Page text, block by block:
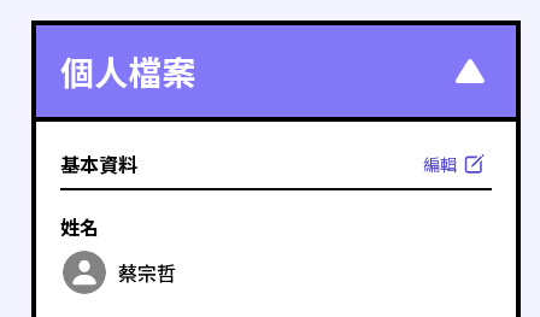
個人檔案
基本資料 編輯
姓名
蔡宗哲